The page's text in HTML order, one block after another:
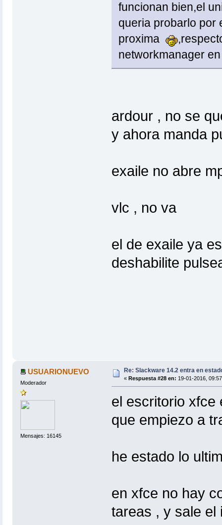
funcionan bien,el
queria probarlo por
proxima
networkmanager
ardour , no se
y ahora manda
exaile no abre
vlc , no va
el de exaile ya
deshabilite
USUARIONUEVO
Moderador
Mensajes: 16145
Re: Slackware 14.2 entra en
« Respuesta #28 en: 19-01-2016,
el escritorio xfce
que empiezo a
he estado lo
en xfce no hay
tareas , y sale el